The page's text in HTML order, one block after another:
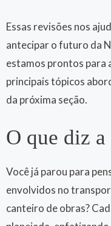
Essas revisões nos
antecipar o futuro da
estamos prontos para
principais tópicos
da próxima seção.
O que diz a
Você já parou para
envolvidos no
canteiro de obras?